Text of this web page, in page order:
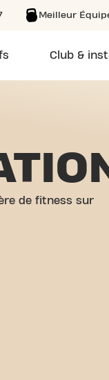
Meilleur
Club &
de fitness sur